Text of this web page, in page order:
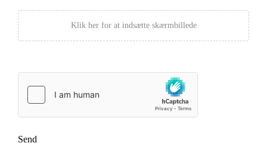
Klik her for at indsætte skærmbillede
Send